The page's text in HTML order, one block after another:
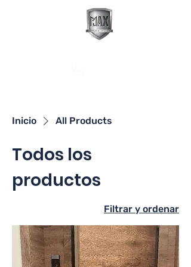
Inicio All Products
Todos los
productos
Filtrar y ordenar